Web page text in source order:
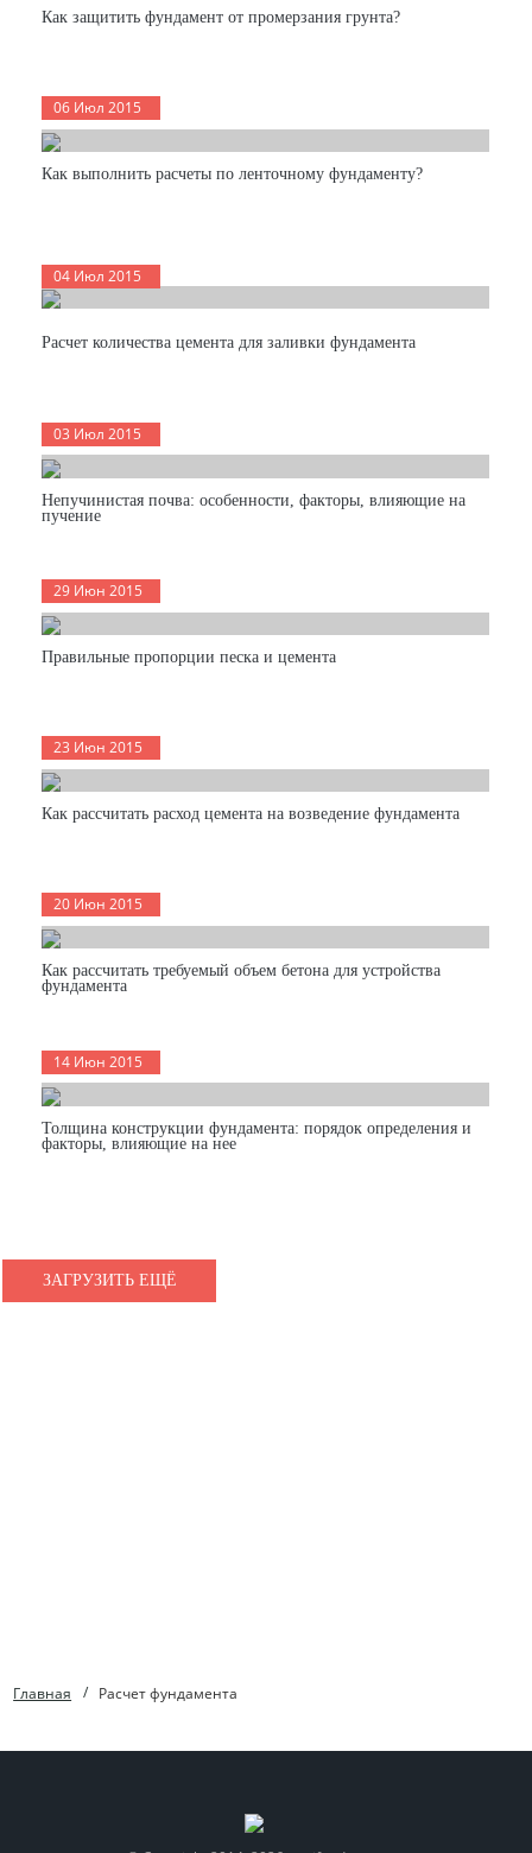
Как защитить фундамент от промерзания грунта?
06 Июл 2015
Как выполнить расчеты по ленточному фундаменту?
04 Июл 2015
Расчет количества цемента для заливки фундамента
03 Июл 2015
Непучинистая почва: особенности, факторы, влияющие на
пучение
29 Июн 2015
Правильные пропорции песка и цемента
23 Июн 2015
Как рассчитать расход цемента на возведение фундамента
20 Июн 2015
Как рассчитать требуемый объем бетона для устройства
фундамента
14 Июн 2015
Толщина конструкции фундамента: порядок определения и
факторы, влияющие на нее
ЗАГРУЗИТЬ ЕЩЁ
Главная Расчет фундамента